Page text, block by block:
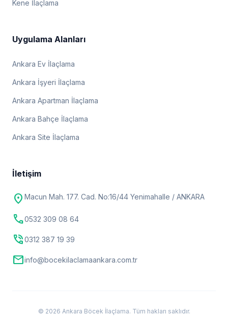
Kene İlaçlama
Uygulama Alanları
Ankara Ev İlaçlama
Ankara İşyeri İlaçlama
Ankara Apartman İlaçlama
Ankara Bahçe İlaçlama
Ankara Site İlaçlama
İletişim
location_on Macun Mah. 177. Cad. No:16/44 Yenimahalle / ANKARA
call0532 309 08 64
phone_in_talk0312 387 19 39
mailinfo@bocekilaclamaankara.com.tr
© 2026 Ankara Böcek İlaçlama. Tüm hakları saklıdır.